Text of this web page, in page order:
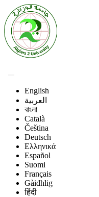
English
العربية
বাংলা
Català
Čeština
Deutsch
Ελληνικά
Español
Suomi
Français
Gàidhlig
हिंदी